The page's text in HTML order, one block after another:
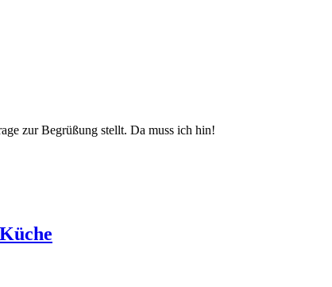
zur Begrüßung stellt. Da muss ich hin!